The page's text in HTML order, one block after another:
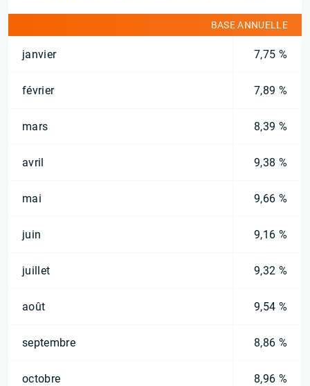
BASE ANNUELLE
janvier 7,75 %
février 7,89 %
mars 8,39 %
avril 9,38 %
mai 9,66 %
juin 9,16 %
juillet 9,32 %
août 9,54 %
septembre 8,86 %
octobre 8,96 %